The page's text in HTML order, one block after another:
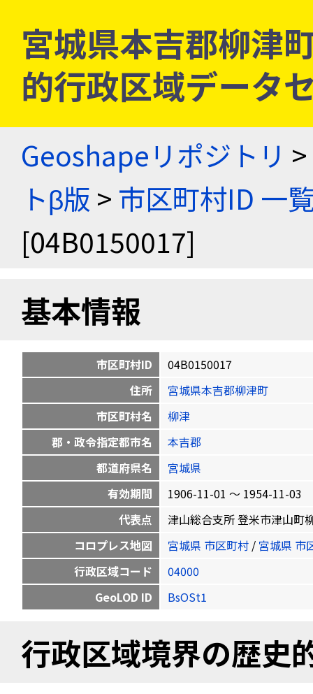
宮城県本吉郡柳津
的行政区域データ
Geoshapeリポジトリ >
トβ版 > 市区町村ID 一
[04B0150017]
基本情報
市区町村ID
04B0150017
住所
宮城県本吉郡柳津町
市区町村名
柳津
郡・政令指定都市名
本吉郡
都道府県名
宮城県
有効期間
1906-11-01 〜 1954-11-03
代表点
津山総合支所 登米市津山町
コロプレス地図
宮城県 市区町村 / 宮城県 市
行政区域コード
04000
GeoLOD ID
BsOSt1
行政区域境界の歴史